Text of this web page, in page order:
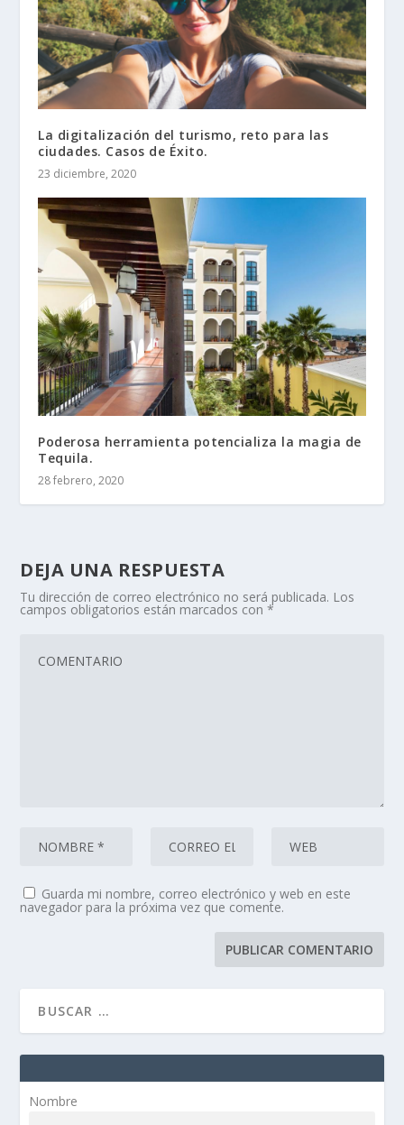
La digitalización del turismo, reto para las
ciudades. Casos de Éxito.
23 diciembre, 2020
Poderosa herramienta potencializa la magia de
Tequila.
28 febrero, 2020
DEJA UNA RESPUESTA
Tu dirección de correo electrónico no será publicada. Los
campos obligatorios están marcados con*
Guarda mi nombre, correo electrónico y web en este
navegador para la próxima vez que comente.
Nombre